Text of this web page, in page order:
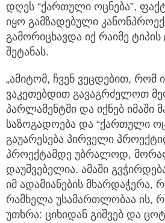
დღეს “ქართული ოცნება”,
იყო გამზადებული
გამორიცხავდა იქ რაიმე
შეტანას.
„ამიტომ, ჩვენ ვეცდებით, რომ
ვაკეთებდით გავაგრძელოთ
პარლამენტში და იქნებ იმაში
საზოგადოება და “ქართული
გაუარესება პირველი
პროექტამდე უბრალოდ,
დაუშვებელია. ამაში
იმ ადამიანების მხარდაჭერა,
რამხელა უსამართლობაა ის,
უთხრა: ციხიდან გიშვებ და